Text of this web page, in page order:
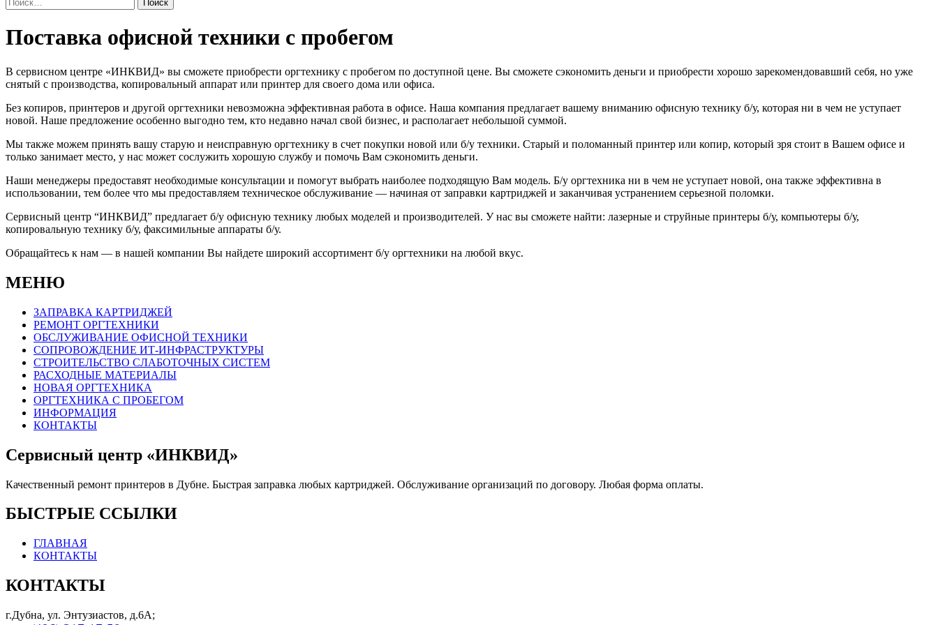
Поставка
офисной
техники
с
пробегом
Поставка офисной техники с пробегом
В сервисном центре «ИНКВИД» вы сможете приобрести оргтехнику с пробегом по доступной цене. Вы сможете сэкономить деньги и приобрести хорошо зарекомендовавший себя, но уже
снятый с производства, копировальный аппарат или принтер для своего дома или офиса.
Без копиров, принтеров и другой оргтехники невозможна эффективная работа в офисе. Наша компания предлагает вашему вниманию офисную технику б/у, которая ни в чем не уступает
новой. Наше предложение особенно выгодно тем, кто недавно начал свой бизнес, и располагает небольшой суммой.
Мы также можем принять вашу старую и неисправную оргтехнику в счет покупки новой или б/у техники. Старый и поломанный принтер или копир, который зря стоит в Вашем офисе и
только занимает место, у нас может сослужить хорошую службу и помочь Вам сэкономить деньги.
Наши менеджеры предоставят необходимые консультации и помогут выбрать наиболее подходящую Вам модель. Б/у оргтехника ни в чем не уступает новой, она также эффективна в
использовании, тем более что мы предоставляем техническое обслуживание — начиная от заправки картриджей и заканчивая устранением серьезной поломки.
Сервисный центр “ИНКВИД” предлагает б/у офисную технику любых моделей и производителей. У нас вы сможете найти: лазерные и струйные принтеры б/у, компьютеры б/у,
копировальную технику б/у, факсимильные аппараты б/у.
Обращайтесь к нам — в нашей компании Вы найдете широкий ассортимент б/у оргтехники на любой вкус.
МЕНЮ
ЗАПРАВКА КАРТРИДЖЕЙ
РЕМОНТ ОРГТЕХНИКИ
ОБСЛУЖИВАНИЕ ОФИСНОЙ ТЕХНИКИ
СОПРОВОЖДЕНИЕ ИТ-ИНФРАСТРУКТУРЫ
СТРОИТЕЛЬСТВО СЛАБОТОЧНЫХ СИСТЕМ
РАСХОДНЫЕ МАТЕРИАЛЫ
НОВАЯ ОРГТЕХНИКА
ОРГТЕХНИКА С ПРОБЕГОМ
ИНФОРМАЦИЯ
КОНТАКТЫ
Сервисный центр «ИНКВИД»
Качественный ремонт принтеров в Дубне. Быстрая заправка любых картриджей. Обслуживание организаций по договору. Любая форма оплаты.
БЫСТРЫЕ ССЫЛКИ
ГЛАВНАЯ
КОНТАКТЫ
КОНТАКТЫ
г.Дубна, ул. Энтузиастов, д.6А;